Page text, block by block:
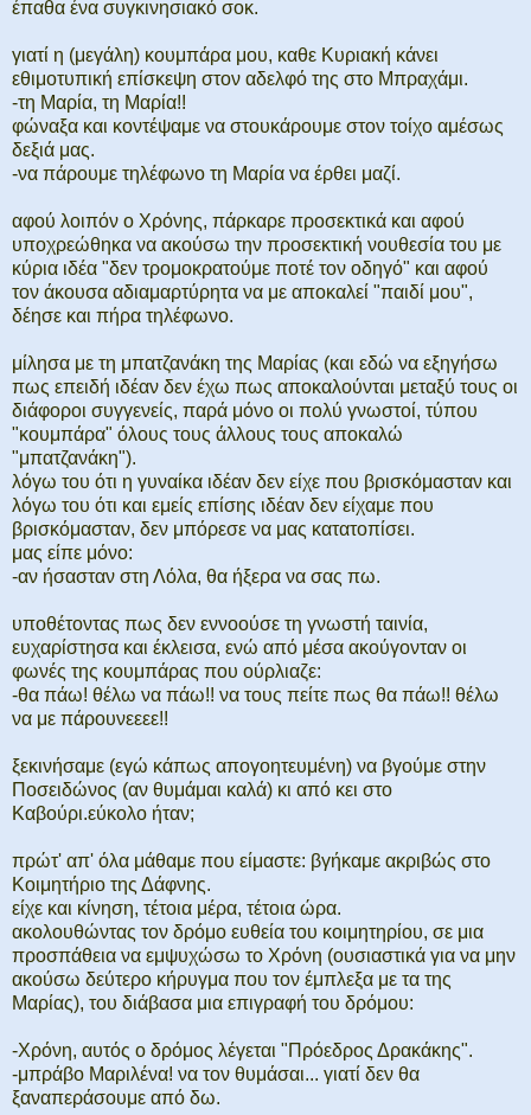
έπαθα ένα συγκινησιακό σοκ.
γιατί η (μεγάλη) κουμπάρα μου, καθε Κυριακή κάνει
εθιμοτυπική επίσκεψη στον αδελφό της στο Μπραχάμι.
-τη Μαρία, τη Μαρία!!
φώναξα και κοντέψαμε να στουκάρουμε στον τοίχο αμέσως
δεξιά μας.
-να πάρουμε τηλέφωνο τη Μαρία να έρθει μαζί.
αφού λοιπόν ο Χρόνης, πάρκαρε προσεκτικά και αφού
υποχρεώθηκα να ακούσω την προσεκτική νουθεσία του με
κύρια ιδέα "δεν τρομοκρατούμε ποτέ τον οδηγό" και αφού
τον άκουσα αδιαμαρτύρητα να με αποκαλεί "παιδί μου",
δέησε και πήρα τηλέφωνο.
μίλησα με τη μπατζανάκη της Μαρίας (και εδώ να εξηγήσω
πως επειδή ιδέαν δεν έχω πως αποκαλούνται μεταξύ τους οι
διάφοροι συγγενείς, παρά μόνο οι πολύ γνωστοί, τύπου
"κουμπάρα" όλους τους άλλους τους αποκαλώ
"μπατζανάκη").
λόγω του ότι η γυναίκα ιδέαν δεν είχε που βρισκόμασταν και
λόγω του ότι και εμείς επίσης ιδέαν δεν είχαμε που
βρισκόμασταν, δεν μπόρεσε να μας κατατοπίσει.
μας είπε μόνο:
-αν ήσασταν στη Λόλα, θα ήξερα να σας πω.
υποθέτοντας πως δεν εννοούσε τη γνωστή ταινία,
ευχαρίστησα και έκλεισα, ενώ από μέσα ακούγονταν οι
φωνές της κουμπάρας που ούρλιαζε:
-θα πάω! θέλω να πάω!! να τους πείτε πως θα πάω!! θέλω
να με πάρουνεεεε!!
ξεκινήσαμε (εγώ κάπως απογοητευμένη) να βγούμε στην
Ποσειδώνος (αν θυμάμαι καλά) κι από κει στο
Καβούρι.εύκολο ήταν;
πρώτ' απ' όλα μάθαμε που είμαστε: βγήκαμε ακριβώς στο
Κοιμητήριο της Δάφνης.
είχε και κίνηση, τέτοια μέρα, τέτοια ώρα.
ακολουθώντας τον δρόμο ευθεία του κοιμητηρίου, σε μια
προσπάθεια να εμψυχώσω το Χρόνη (ουσιαστικά για να μην
ακούσω δεύτερο κήρυγμα που τον έμπλεξα με τα της
Μαρίας), του διάβασα μια επιγραφή του δρόμου:
-Χρόνη, αυτός ο δρόμος λέγεται "Πρόεδρος Δρακάκης".
-μπράβο Μαριλένα! να τον θυμάσαι... γιατί δεν θα
ξαναπεράσουμε από δω.